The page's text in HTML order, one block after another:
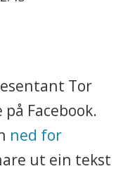
Tor
Facebook.
ned for
ut ein tekst